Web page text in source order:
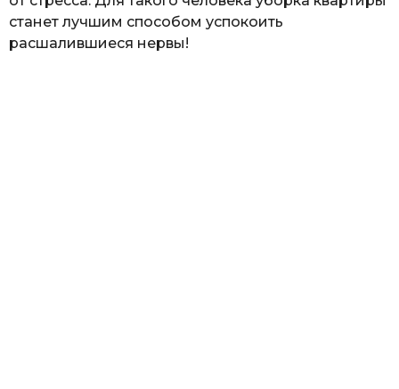
станет лучшим способом успокоить
расшалившиеся нервы!